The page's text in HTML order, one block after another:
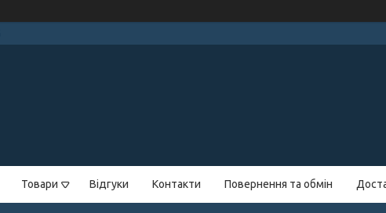
Товари Відгуки Контакти Повернення та обмін